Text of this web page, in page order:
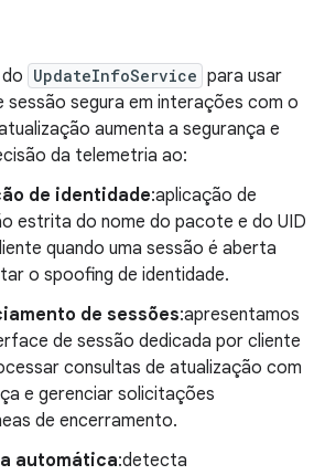
UpdateInfoService para usar
sessão segura em interações com o
aumenta a segurança e
da telemetria ao:
de identidade:aplicação de
estrita do nome do pacote e do UID
quando uma sessão é aberta
o spoofing de identidade.
de sessões:apresentamos
de sessão dedicada por cliente
consultas de atualização com
e gerenciar solicitações
de encerramento.
automática:detecta